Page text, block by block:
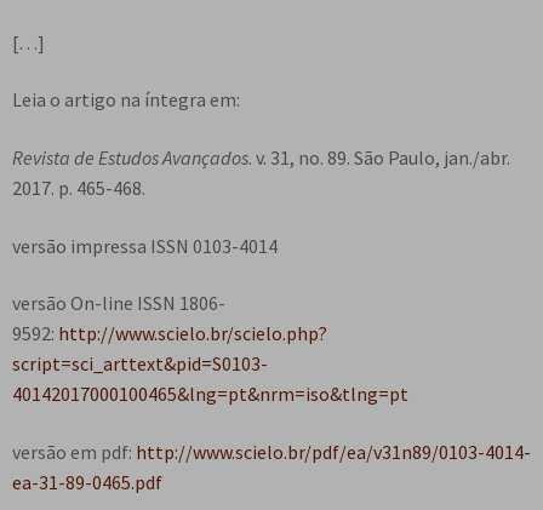
[…]
Leia o artigo na íntegra em:
Revista de Estudos Avançados. v. 31, no. 89. São Paulo, jan./abr.
2017. p. 465-468.
versão impressa ISSN 0103-4014
versão On-line ISSN 1806-
9592: http://www.scielo.br/scielo.php?
script=sci_arttext&pid=S0103-
40142017000100465&lng=pt&nrm=iso&tlng=pt
versão em pdf: http://www.scielo.br/pdf/ea/v31n89/0103-4014-
ea-31-89-0465.pdf